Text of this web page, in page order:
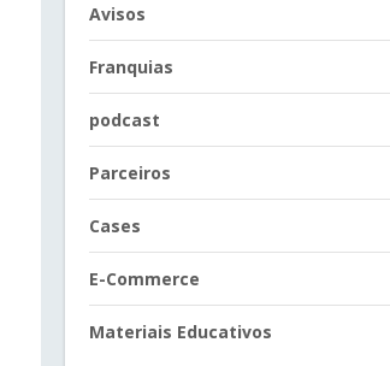
Avisos
Franquias
podcast
Parceiros
Cases
E-Commerce
Materiais Educativos